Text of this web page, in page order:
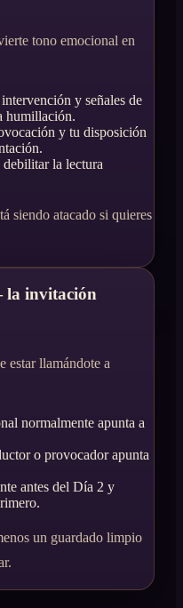
tono emocional en
y señales de
humillación.
y tu disposición
la lectura
siendo atacado si quieres
la invitación
estar llamándote a
normalmente apunta a
o provocador apunta
antes del Día 2 y
un guardado limpio